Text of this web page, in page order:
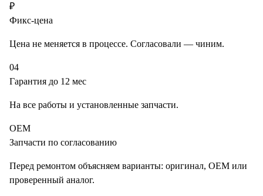
₽
Фикс-цена
Цена не меняется в процессе. Согласовали — чиним.
04
Гарантия до 12 мес
На все работы и установленные запчасти.
OEM
Запчасти по согласованию
Перед ремонтом объясняем варианты: оригинал, OEM или
проверенный аналог.